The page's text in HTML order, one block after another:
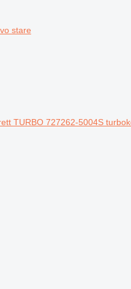
stare
TURBO 727262-5004S